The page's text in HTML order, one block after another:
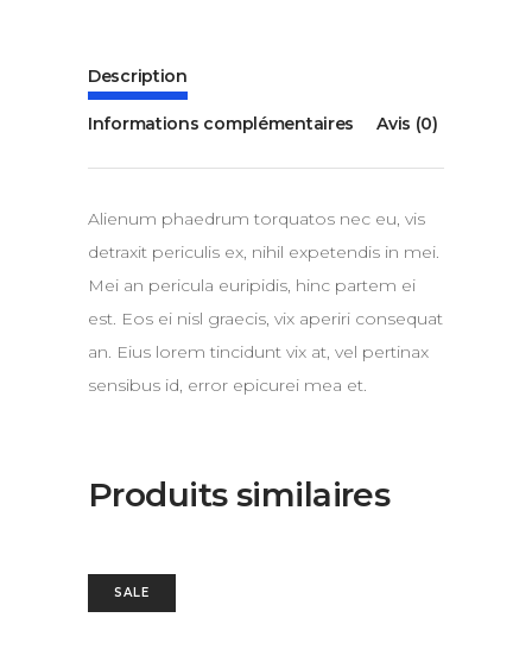
Description
Informations complémentaires Avis (0)
Alienum phaedrum torquatos nec eu, vis
detraxit periculis ex, nihil expetendis in mei.
Mei an pericula euripidis, hinc partem ei
est. Eos ei nisl graecis, vix aperiri consequat
an. Eius lorem tincidunt vix at, vel pertinax
sensibus id, error epicurei mea et.
Produits similaires
SALE